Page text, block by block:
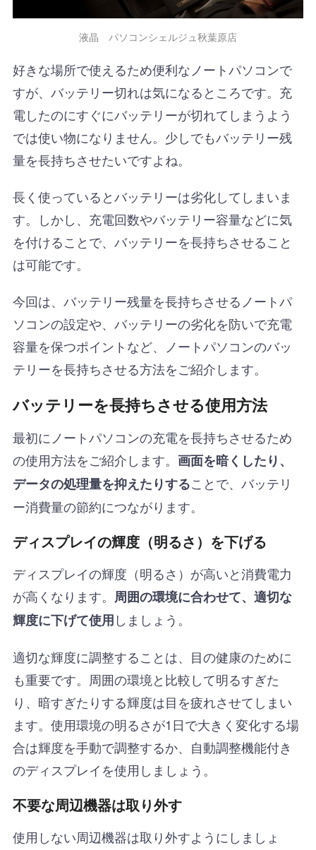
液晶 パソコンシェルジュ秋葉原店
好きな場所で使えるため便利なノートパソコンで
すが、バッテリー切れは気になるところです。充
電したのにすぐにバッテリーが切れてしまうよう
では使い物になりません。少しでもバッテリー残
量を長持ちさせたいですよね。
長く使っているとバッテリーは劣化してしまいま
す。しかし、充電回数やバッテリー容量などに気
を付けることで、バッテリーを長持ちさせること
は可能です。
今回は、バッテリー残量を長持ちさせるノートパ
ソコンの設定や、バッテリーの劣化を防いで充電
容量を保つポイントなど、ノートパソコンのバッ
テリーを長持ちさせる方法をご紹介します。
バッテリーを長持ちさせる使用方法
最初にノートパソコンの充電を長持ちさせるため
の使用方法をご紹介します。 画面を暗くしたり、
データの処理量を抑えたりすることで、バッテリ
ー消費量の節約につながります。
ディスプレイの輝度（明るさ）を下げる
ディスプレイの輝度（明るさ）が高いと消費電力
が高くなります。 周囲の環境に合わせて、適切な
輝度に下げて使用しましょう。
適切な輝度に調整することは、目の健康のために
も重要です。周囲の環境と比較して明るすぎた
り、暗すぎたりする輝度は目を疲れさせてしまい
ます。使用環境の明るさが1日で大きく変化する場
合は輝度を手動で調整するか、自動調整機能付き
のディスプレイを使用しましょう。
不要な周辺機器は取り外す
使用しない周辺機器は取り外すようにしましょ